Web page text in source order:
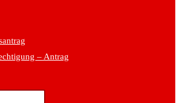
– Antrag